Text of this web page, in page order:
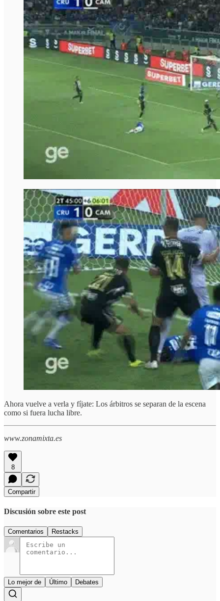
Ahora vuelve a verla y fíjate: Los árbitros se separan de la escena
como si fuera lucha libre.
www.zonamixta.es
8
Compartir
Discusión sobre este post
Comentarios Restacks
Lo mejor de Último Debates